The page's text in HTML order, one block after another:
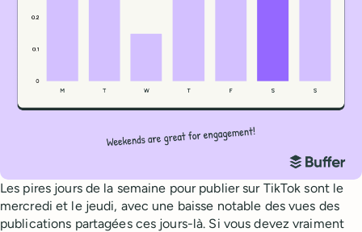
Les pires jours de la semaine pour publier sur TikTok sont le
mercredi et le jeudi, avec une baisse notable des vues des
publications partagées ces jours-là. Si vous devez vraiment